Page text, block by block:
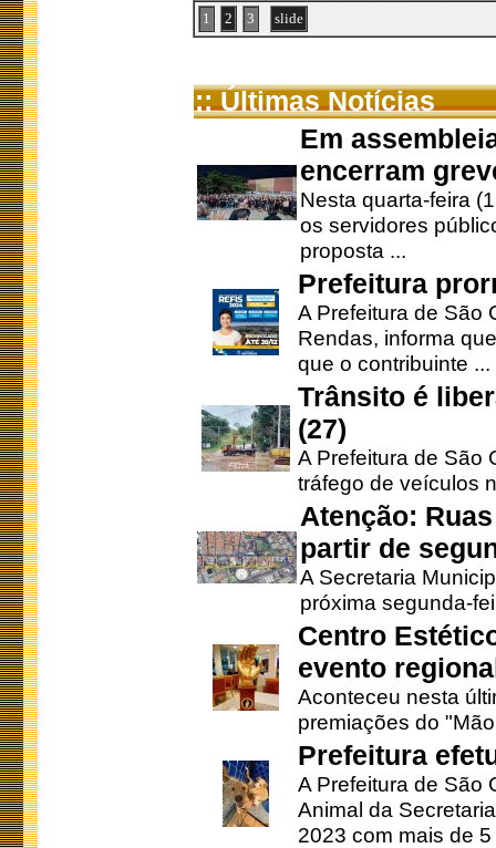
1 2 3 slide
:: Últimas Notícias
Em
encerram
Nesta quarta-feira
os servidores
proposta ...
Prefeitura
A Prefeitura de São
Rendas, informa
que o contribuinte ...
Trânsito é
(27)
A Prefeitura de São
tráfego de veículos
Atenção:
partir de
A Secretaria
próxima segunda-
Centro
evento
Aconteceu nesta
premiações do
Prefeitura
A Prefeitura de São
Animal da
2023 com mais de 5